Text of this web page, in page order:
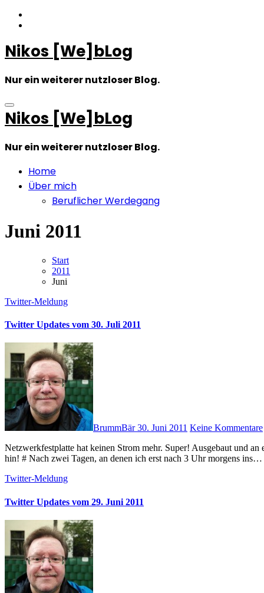
Zum
Inhalt
Nikos [We]bLog
Nur ein weiterer nutzloser Blog.
Nikos [We]bLog
Nur ein weiterer nutzloser Blog.
Home
Über mich
Beruflicher Werdegang
Juni 2011
Start
2011
Juni
Twitter-Meldung
Twitter Updates vom 30. Juli 2011
BrummBär30. Juni 2011 Keine Kommentare
Netzwerkfestplatte hat keinen Strom mehr. Super! Ausgebaut und an einen USB-Adapter angeschlossen. Festplatte geht, Netzteil offenbar
hin! # Nach zwei Tagen, an denen ich erst nach 3 Uhr morgens ins…
Twitter-Meldung
Twitter Updates vom 29. Juni 2011